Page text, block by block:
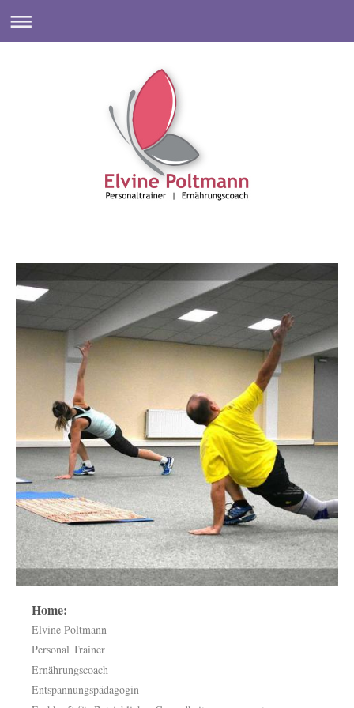
Home:
Elvine Poltmann
Personal Trainer
Ernährungscoach
Entspannungspädagogin